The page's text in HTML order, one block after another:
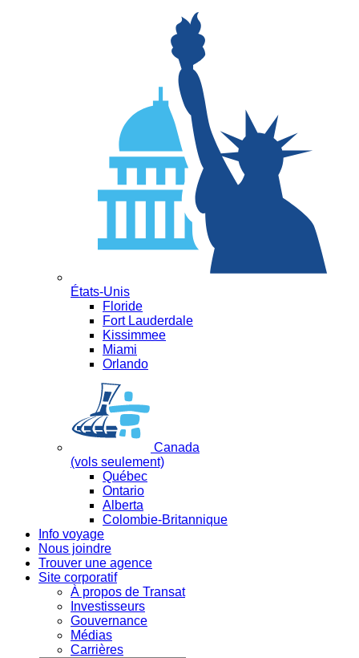
États-Unis
Floride
Fort Lauderdale
Kissimmee
Miami
Orlando
Canada
(vols seulement)
Québec
Ontario
Alberta
Colombie-Britannique
Info voyage
Nous joindre
Trouver une agence
Site corporatif
À propos de Transat
Investisseurs
Gouvernance
Médias
Carrières